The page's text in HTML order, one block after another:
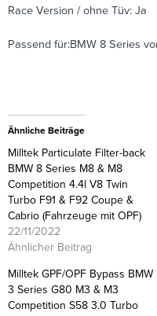
Race Version / ohne Tüv: Ja
Passend für:BMW 8 Series
Ähnliche Beiträge
Milltek Particulate Filter-back
BMW 8 Series M8 & M8
Competition 4.4l V8 Twin
Turbo F91 & F92 Coupe &
Cabrio (Fahrzeuge mit OPF)
22/11/2022
Ähnlicher Beitrag
Milltek GPF/OPF Bypass BMW
3 Series G80 M3 & M3
Competition S58 3.0 Turbo